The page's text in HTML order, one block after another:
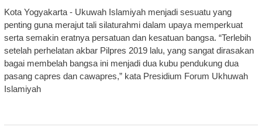
Kota Yogyakarta - Ukuwah Islamiyah menjadi sesuatu yang
penting guna merajut tali silaturahmi dalam upaya memperkuat
serta semakin eratnya persatuan dan kesatuan bangsa. “Terlebih
setelah perhelatan akbar Pilpres 2019 lalu, yang sangat dirasakan
bagai membelah bangsa ini menjadi dua kubu pendukung dua
pasang capres dan cawapres,” kata Presidium Forum Ukhuwah
Islamiyah